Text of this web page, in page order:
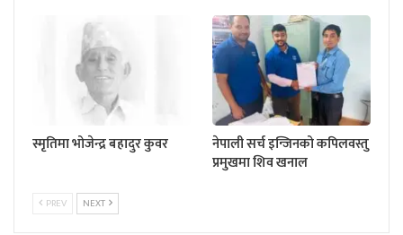
स्मृतिमा भोजेन्द्र बहादुर कुवर
नेपाली सर्च इन्जिनको कपिलवस्तु
प्रमुखमा शिव खनाल
PREV NEXT